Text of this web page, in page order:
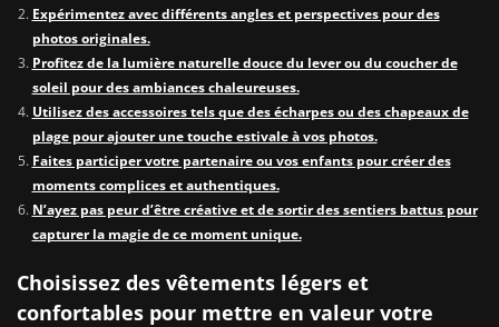
Expérimentez avec différents angles et perspectives pour des
photos originales.
Profitez de la lumière naturelle douce du lever ou du coucher de
soleil pour des ambiances chaleureuses.
Utilisez des accessoires tels que des écharpes ou des chapeaux de
plage pour ajouter une touche estivale à vos photos.
Faites participer votre partenaire ou vos enfants pour créer des
moments complices et authentiques.
N’ayez pas peur d’être créative et de sortir des sentiers battus pour
capturer la magie de ce moment unique.
Choisissez des vêtements légers et
confortables pour mettre en valeur votre